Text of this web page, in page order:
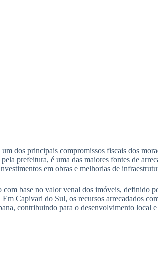
dos principais compromissos fiscais dos
prefeitura, é uma das maiores fontes de
em obras e melhorias de
base no valor venal dos imóveis, definido
Capivari do Sul, os recursos arrecadados
contribuindo para o desenvolvimento local